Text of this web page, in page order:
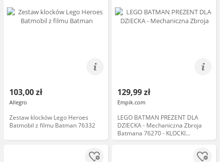
103,00 zł
Allegro
Zestaw klocków Lego Heroes
Batmobil z filmu Batman 76332
129,99 zł
Empik.com
LEGO BATMAN PREZENT DLA
DZIECKA - Mechaniczna Zbroja
Batmana 76270 - KLOCKI
PREZENT + EBOOK